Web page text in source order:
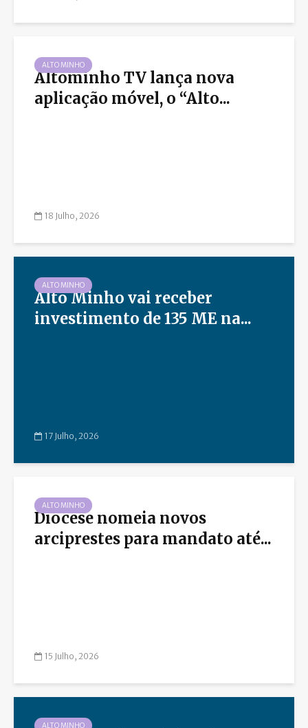
ALTO MINHO
Altominho TV lança nova
aplicação móvel, o “Alto...
18 Julho, 2026
ALTO MINHO
Alto Minho vai receber
investimento de 135 ME na...
17 Julho, 2026
ALTO MINHO
Diocese nomeia novos
arciprestes para mandato até...
15 Julho, 2026
ALTO MINHO